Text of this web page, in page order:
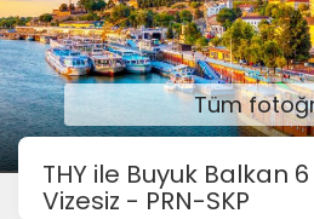
Tüm
THY ile Buyuk Balkan
Vizesiz - PRN-SKP